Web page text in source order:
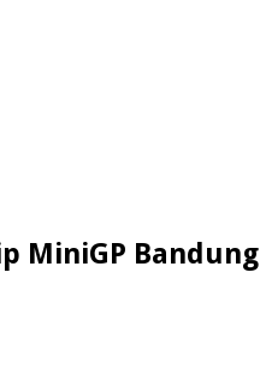
MiniGP Bandung